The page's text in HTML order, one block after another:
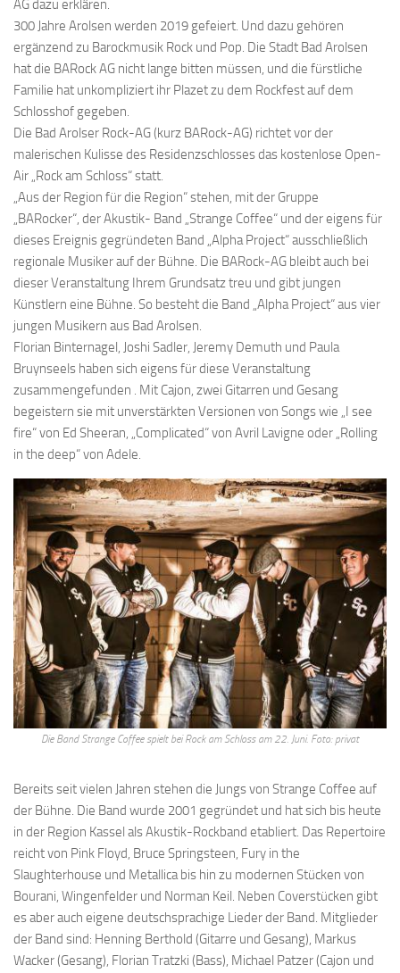
AG dazu erklären.
300 Jahre Arolsen werden 2019 gefeiert. Und dazu gehören
ergänzend zu Barockmusik Rock und Pop. Die Stadt Bad Arolsen
hat die BARock AG nicht lange bitten müssen, und die fürstliche
Familie hat unkompliziert ihr Plazet zu dem Rockfest auf dem
Schlosshof gegeben.
Die Bad Arolser Rock-AG (kurz BARock-AG) richtet vor der
malerischen Kulisse des Residenzschlosses das kostenlose Open-
Air „Rock am Schloss“ statt.
„Aus der Region für die Region“ stehen, mit der Gruppe
„BARocker“, der Akustik- Band „Strange Coffee“ und der eigens für
dieses Ereignis gegründeten Band „Alpha Project“ ausschließlich
regionale Musiker auf der Bühne. Die BARock-AG bleibt auch bei
dieser Veranstaltung Ihrem Grundsatz treu und gibt jungen
Künstlern eine Bühne. So besteht die Band „Alpha Project“ aus vier
jungen Musikern aus Bad Arolsen.
Florian Binternagel, Joshi Sadler, Jeremy Demuth und Paula
Bruynseels haben sich eigens für diese Veranstaltung
zusammengefunden . Mit Cajon, zwei Gitarren und Gesang
begeistern sie mit unverstärkten Versionen von Songs wie „I see
fire“ von Ed Sheeran, „Complicated“ von Avril Lavigne oder „Rolling
in the deep“ von Adele.
Die Band Strange Coffee spielt bei Rock am Schloss am 22. Juni. Foto: privat
Bereits seit vielen Jahren stehen die Jungs von Strange Coffee auf
der Bühne. Die Band wurde 2001 gegründet und hat sich bis heute
in der Region Kassel als Akustik-Rockband etabliert. Das Repertoire
reicht von Pink Floyd, Bruce Springsteen, Fury in the
Slaughterhouse und Metallica bis hin zu modernen Stücken von
Bourani, Wingenfelder und Norman Keil. Neben Coverstücken gibt
es aber auch eigene deutschsprachige Lieder der Band. Mitglieder
der Band sind: Henning Berthold (Gitarre und Gesang), Markus
Wacker (Gesang), Florian Tratzki (Bass), Michael Patzer (Cajon und